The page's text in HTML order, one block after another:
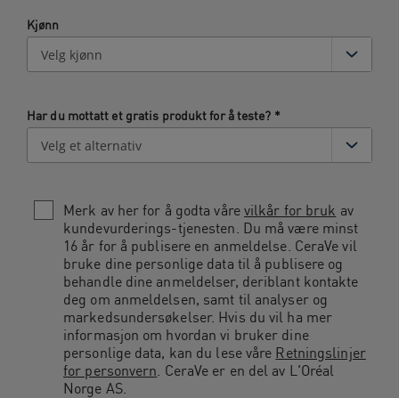
Kjønn
Har du mottatt et gratis produkt for å teste? *
Merk av her for å godta våre vilkår for bruk av
kundevurderings-tjenesten. Du må være minst
16 år for å publisere en anmeldelse. CeraVe vil
bruke dine personlige data til å publisere og
behandle dine anmeldelser, deriblant kontakte
deg om anmeldelsen, samt til analyser og
markedsundersøkelser. Hvis du vil ha mer
informasjon om hvordan vi bruker dine
personlige data, kan du lese våre Retningslinjer
for personvern. CeraVe er en del av L'Oréal
Norge AS.